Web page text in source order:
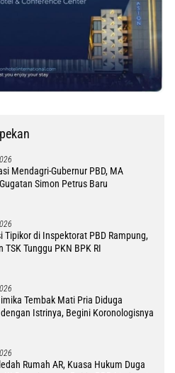
Mendagri-Gubernur PBD, MA
Simon Petrus Baru
Tipikor di Inspektorat PBD Rampung,
TSK Tunggu PKN BPK RI
Tembak Mati Pria Diduga
Istrinya, Begini Koronologisnya
Rumah AR, Kuasa Hukum Duga